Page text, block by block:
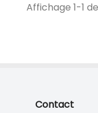
Affichage 1-1
Contact